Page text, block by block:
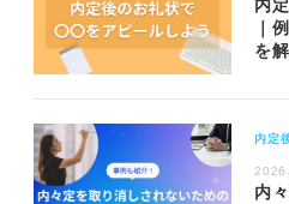
内
｜
を
内定
内